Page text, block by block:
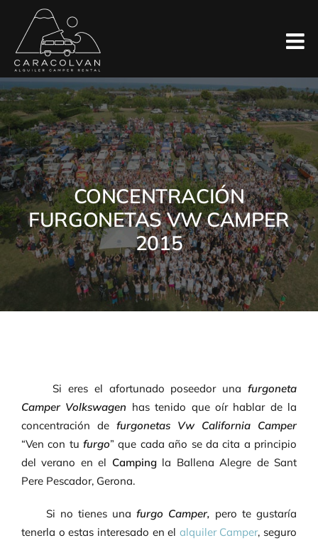
contenido
CONCENTRACIÓN
FURGONETAS VW CAMPER
2015
Si eres el afortunado poseedor unafurgoneta
Camper Volkswagen has tenido que oír hablar de la
concentración de furgonetas Vw California Camper
“Ven con tufurgo” que cada año se da cita a principio
del verano en el Camping la Ballena Alegre de Sant
Pere Pescador, Gerona.
Si no tienes unafurgo Camper, pero te gustaría
tenerla o estas interesado en el alquiler Camper, seguro